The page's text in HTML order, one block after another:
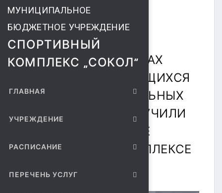
МУНИЦИПАЛЬНОЕ
БЮДЖЕТНОЕ УЧРЕЖДЕНИЕ
СПОРТИВНЫЙ
КОМПЛЕКС „СОКОЛ“
ГЛАВНАЯ
УЧРЕЖДЕНИЕ
РАСПИСАНИЕ
ПЕРЕЧЕНЬ УСЛУГ
19 ФЕВРАЛЯ 2019
УЧАСТНИКИ
СОРЕВНОВАНИЙ ПО
ПЛАВАНИЮ, В РАМКАХ
СПАРТАКИАДЫ УЧАЩИХСЯ
ОБЩЕОБРАЗОВАТЕЛЬНЫХ
УЧРЕЖДЕНИЙ, ПОЛУЧИЛИ
ИНФОРМАЦИОННЫЕ
МАТЕРИАЛЫ О КОМПЛЕКСЕ